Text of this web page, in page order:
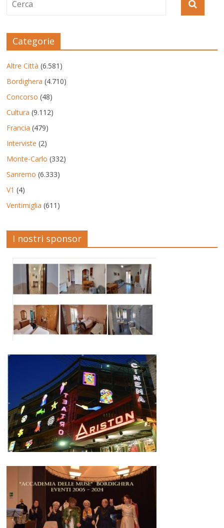
Categorie
Altre Città (6.581)
Bordighera (4.710)
Concorso (48)
Cultura (9.112)
Francia (479)
Interviste (2)
Monte-Carlo (332)
Sanremo (6.333)
V1 (4)
Ventimiglia (611)
I nostri sponsor